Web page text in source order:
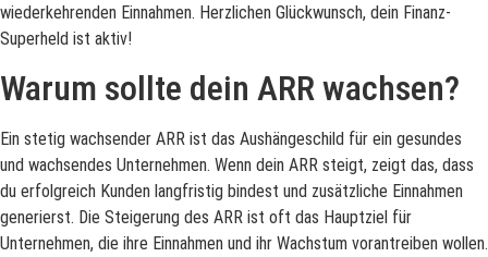
wiederkehrenden Einnahmen. Herzlichen Glückwunsch, dein Finanz-
Superheld ist aktiv!
Warum sollte dein ARR wachsen?
Ein stetig wachsender ARR ist das Aushängeschild für ein gesundes
und wachsendes Unternehmen. Wenn dein ARR steigt, zeigt das, dass
du erfolgreich Kunden langfristig bindest und zusätzliche Einnahmen
generierst. Die Steigerung des ARR ist oft das Hauptziel für
Unternehmen, die ihre Einnahmen und ihr Wachstum vorantreiben wollen.